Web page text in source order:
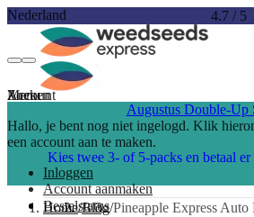
Nederland 4.7 /5
Account
Hallo, je bent nog niet ingelogd. Klik
een account aan te maken.
Inloggen
Account aanmaken
Bestelstatus
Menu
Zoeken
Augustus Double-Up
Kies twee 3- of 5-packs en betaal
Home Blog Pineapple Express